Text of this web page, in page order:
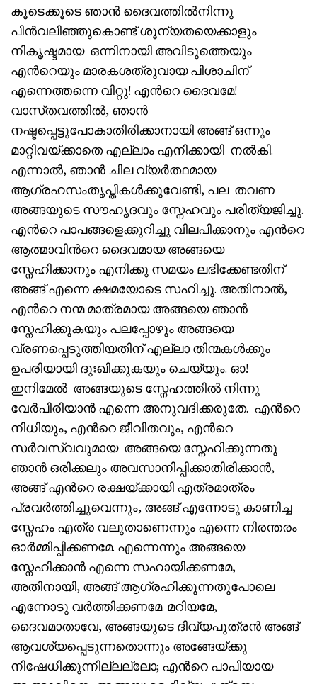
കൂടെക്കൂടെ ഞാൻ ദൈവത്തിൽനിന്നു
പിൻവലിഞ്ഞുകൊണ്ട് ശൂന്യതയെക്കാളും
നികൃഷ്ടമായ ഒന്നിനായി അവിടുത്തെയും
എൻറെയും മാരകശത്രുവായ പിശാചിന്
എന്നെത്തന്നെ വിറ്റു! എൻറെ ദൈവമേ!
വാസ്‌തവത്തിൽ, ഞാൻ
നഷ്ടപ്പെട്ടുപോകാതിരിക്കാനായി അങ്ങ് ഒന്നും
മാറ്റിവയ്ക്കാതെ എല്ലാം എനിക്കായി നൽകി.
എന്നാൽ, ഞാൻ ചില വ്യർത്ഥമായ
ആഗ്രഹസംതൃപ്തികൾക്കുവേണ്ടി, പല തവണ
അങ്ങയുടെ സൗഹൃദവും സ്നേഹവും പരിത്യജിച്ചു.
എൻറെ പാപങ്ങളെക്കുറിച്ചു വിലപിക്കാനും എൻറെ
ആത്മാവിൻറെ ദൈവമായ അങ്ങയെ
സ്നേഹിക്കാനും എനിക്കു സമയം ലഭിക്കേണ്ടതിന്
അങ്ങ് എന്നെ ക്ഷമയോടെ സഹിച്ചു. അതിനാൽ,
എൻറെ നന്മ മാത്രമായ അങ്ങയെ ഞാൻ
സ്നേഹിക്കുകയും പലപ്പോഴും അങ്ങയെ
വ്രണപ്പെടുത്തിയതിന് എല്ലാ തിന്മകൾക്കും
ഉപരിയായി ദുഃഖിക്കുകയും ചെയ്യും. ഓ!
ഇനിമേൽ അങ്ങയുടെ സ്നേഹത്തിൽ നിന്നു
വേർപിരിയാൻ എന്നെ അനുവദിക്കരുതേ. എൻറെ
നിധിയും, എൻറെ ജീവിതവും, എൻറെ
സർവസ്വവുമായ അങ്ങയെ സ്നേഹിക്കുന്നതു
ഞാൻ ഒരിക്കലും അവസാനിപ്പിക്കാതിരിക്കാൻ,
അങ്ങ് എൻറെ രക്ഷയ്ക്കായി എത്രമാത്രം
പ്രവർത്തിച്ചുവെന്നും, അങ്ങ് എന്നോടു കാണിച്ച
സ്നേഹം എത്ര വലുതാണെന്നും എന്നെ നിരന്തരം
ഓർമ്മിപ്പിക്കണമേ. എന്നെന്നും അങ്ങയെ
സ്നേഹിക്കാൻ എന്നെ സഹായിക്കണമേ,
അതിനായി, അങ്ങ് ആഗ്രഹിക്കുന്നതുപോലെ
എന്നോടു വർത്തിക്കണമേ. മറിയമേ,
ദൈവമാതാവേ, അങ്ങയുടെ ദിവ്യപുത്രൻ അങ്ങ്
ആവശ്യപ്പെടുന്നതൊന്നും അങ്ങേയ്ക്കു
നിഷേധിക്കുന്നില്ലല്ലോ; എൻറെ പാപിയായ